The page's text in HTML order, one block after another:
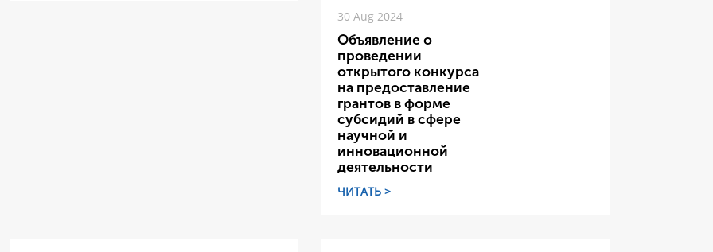
30 Aug 2024
Объявление о
проведении
открытого конкурса
на предоставление
грантов в форме
субсидий в сфере
научной и
инновационной
деятельности
ЧИТАТЬ >